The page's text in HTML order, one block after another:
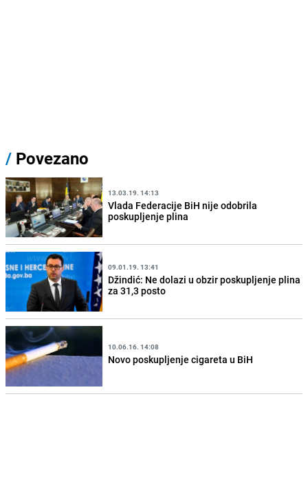
/ Povezano
13.03.19. 14:13
Vlada Federacije BiH nije odobrila
poskupljenje plina
09.01.19. 13:41
Džindić: Ne dolazi u obzir poskupljenje plina
za 31,3 posto
10.06.16. 14:08
Novo poskupljenje cigareta u BiH